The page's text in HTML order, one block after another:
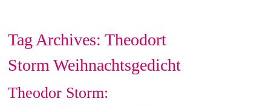
Tag Archives: Theodort
Storm Weihnachtsgedicht
Theodor Storm: